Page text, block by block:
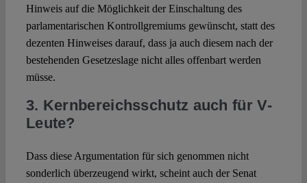
Hinweis auf die Möglichkeit der Einschaltung des
parlamentarischen Kontrollgremiums gewünscht, statt des
dezenten Hinweises darauf, dass ja auch diesem nach der
bestehenden Gesetzeslage nicht alles offenbart werden
müsse.
3. Kernbereichsschutz auch für V-
Leute?
Dass diese Argumentation für sich genommen nicht
sonderlich überzeugend wirkt, scheint auch der Senat